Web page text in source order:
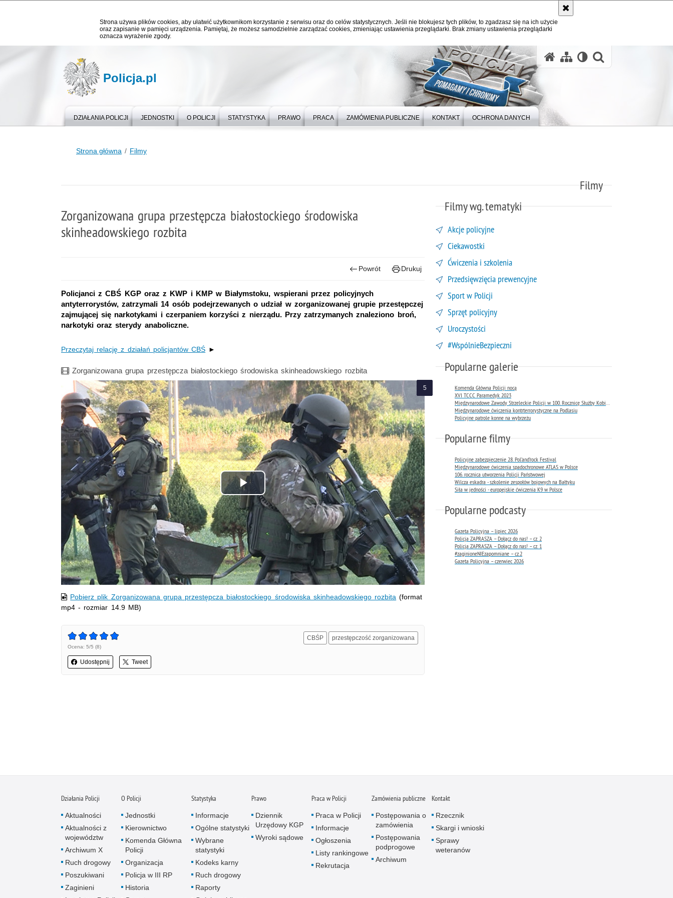
Strona używa plików cookies, aby ułatwić użytkownikom korzystanie z serwisu oraz do celów statystycznych. Jeśli nie blokujesz tych plików, to zgadzasz się na ich użycie
oraz zapisanie w pamięci urządzenia. Pamiętaj, że możesz samodzielnie zarządzać cookies, zmieniając ustawienia przeglądarki. Brak zmiany ustawienia przeglądarki
oznacza wyrażenie zgody.
Policja.pl
DZIAŁANIA POLICJI JEDNOSTKI O POLICJI STATYSTYKA PRAWO PRACA ZAMÓWIENIA PUBLICZNE KONTAKT OCHRONA DANYCH
Strona główna Filmy
Filmy
Zorganizowana grupa przestępcza białostockiego środowiska
skinheadowskiego rozbita
Powrót Drukuj
Policjanci z CBŚ KGP oraz z KWP i KMP w Białymstoku, wspierani przez policyjnych
antyterrorystów, zatrzymali 14 osób podejrzewanych o udział w zorganizowanej grupie przestępczej
zajmującej się narkotykami i czerpaniem korzyści z nierządu. Przy zatrzymanych znaleziono broń,
narkotyki oraz sterydy anaboliczne.
Przeczytaj relację z działań policjantów CBŚ ►
Film
Zorganizowana grupa przestępcza białostockiego środowiska skinheadowskiego rozbita
Odtwórz
wideo
Pobierz plik Zorganizowana grupa przestępcza białostockiego środowiska skinheadowskiego rozbita (format
mp4 - rozmiar 14.9 MB)
Ocena: 5/5 (8)
Udostępnij Tweet
CBŚP przestępczość zorganizowana
Filmy wg. tematyki
Akcje policyjne
Ciekawostki
Ćwiczenia i szkolenia
Przedsięwzięcia prewencyjne
Sport w Policji
Sprzęt policyjny
Uroczystości
#WspólnieBezpieczni
Popularne galerie
Komenda Główna Policji nocą
XVI TCCC Paramedyk 2023
Międzynarodowe Zawody Strzeleckie Policji w 100. Rocznicę Służby Kobiet w Policji
Międzynarodowe ćwiczenia kontrterrorystyczne na Podlasiu
Policyjne patrole konne na wybrzeżu
Popularne filmy
Policyjne zabezpieczenie 28. Pol’and’rock Festival
Międzynarodowe ćwiczenia spadochronowe ATLAS w Polsce
106. rocznica utworzenia Policji Państwowej
Wilcza eskadra - szkolenie zespołów bojowych na Bałtyku
Siła w jedności - europejskie ćwiczenia K9 w Polsce
Popularne podcasty
Gazeta Policyjna – lipiec 2026
Policja ZAPRASZA – Dołącz do nas! – cz. 2
Policja ZAPRASZA – Dołącz do nas! – cz. 1
#zaginioneNIEzapomniane – cz.2
Gazeta Policyjna – czerwiec 2026
Działania Policji
Aktualności
Aktualności z
województw
Archiwum X
Ruch drogowy
Poszukiwani
Zaginieni
O Policji
Jednostki
Kierownictwo
Komenda Główna
Policji
Organizacja
Policja w III RP
Historia
Statystyka
Informacje
Ogólne statystyki
Wybrane
statystyki
Kodeks karny
Ruch drogowy
Raporty
Prawo
Dziennik
Urzędowy KGP
Wyroki sądowe
Praca w Policji
Praca w Policji
Informacje
Ogłoszenia
Listy rankingowe
Rekrutacja
Zamówienia publiczne
Postępowania o
zamówienia
Postępowania
podprogowe
Archiwum
Kontakt
Rzecznik
Skargi i wnioski
Sprawy
weteranów